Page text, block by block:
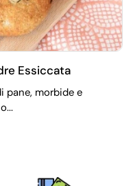
Essiccata
pane, morbide e